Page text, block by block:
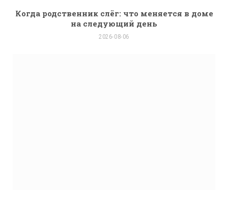
Когда родственник слёг: что меняется в доме
на следующий день
2026-08-06